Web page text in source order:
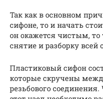
Так как в основном
сифоне, то и начать
он окажется чистым, то
снятие и разборку всей
Пластиковый сифон
которые скручены
резьбового